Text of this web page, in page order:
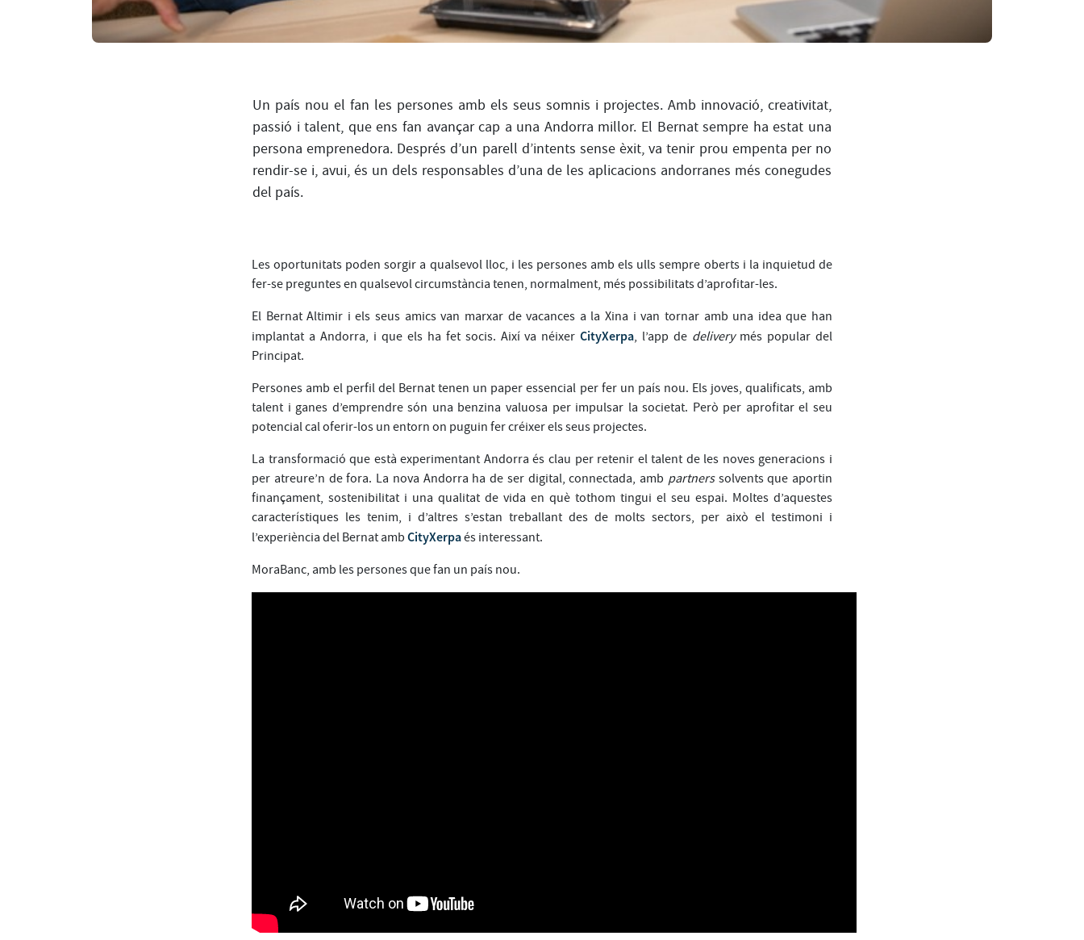
Un país nou el fan les persones amb els seus somnis i projectes. Amb innovació, creativitat,
passió i talent, que ens fan avançar cap a una Andorra millor. El Bernat sempre ha estat una
persona emprenedora. Després d’un parell d’intents sense èxit, va tenir prou empenta per no
rendir-se i, avui, és un dels responsables d’una de les aplicacions andorranes més conegudes
del país.
Les oportunitats poden sorgir a qualsevol lloc, i les persones amb els ulls sempre oberts i la inquietud de
fer-se preguntes en qualsevol circumstància tenen, normalment, més possibilitats d’aprofitar-les.
El Bernat Altimir i els seus amics van marxar de vacances a la Xina i van tornar amb una idea que han
implantat a Andorra, i que els ha fet socis. Així va néixerCityXerpa, l’app de deliverymés popular del
Principat.
Persones amb el perfil del Bernat tenen un paper essencial per fer un país nou. Els joves, qualificats, amb
talent i ganes d’emprendre són una benzina valuosa per impulsar la societat. Però per aprofitar el seu
potencial cal oferir-los un entorn on puguin fer créixer els seus projectes.
La transformació que està experimentant Andorra és clau per retenir el talent de les noves generacions i
per atreure’n de fora. La nova Andorra ha de ser digital, connectada, amb partnerssolvents que aportin
finançament, sostenibilitat i una qualitat de vida en què tothom tingui el seu espai. Moltes d’aquestes
característiques les tenim, i d’altres s’estan treballant des de molts sectors, per això el testimoni i
l’experiència del Bernat amb CityXerpaés interessant.
MoraBanc, amb les persones que fan un país nou.